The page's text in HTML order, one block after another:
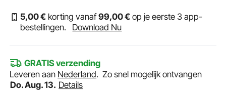
5,00€ korting vanaf99,00€ op je eerste 3 app-
bestellingen.
Download Nu
GRATIS verzending
Leveren aan Nederland.Zo snel mogelijk ontvangen
Do. Aug. 13. Details